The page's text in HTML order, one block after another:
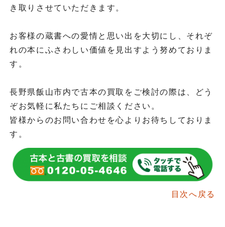
き取りさせていただきます。
お客様の蔵書への愛情と思い出を大切にし、それぞ
れの本にふさわしい価値を見出すよう努めておりま
す。
長野県飯山市内で古本の買取をご検討の際は、どう
ぞお気軽に私たちにご相談ください。
皆様からのお問い合わせを心よりお待ちしておりま
す。
目次へ戻る